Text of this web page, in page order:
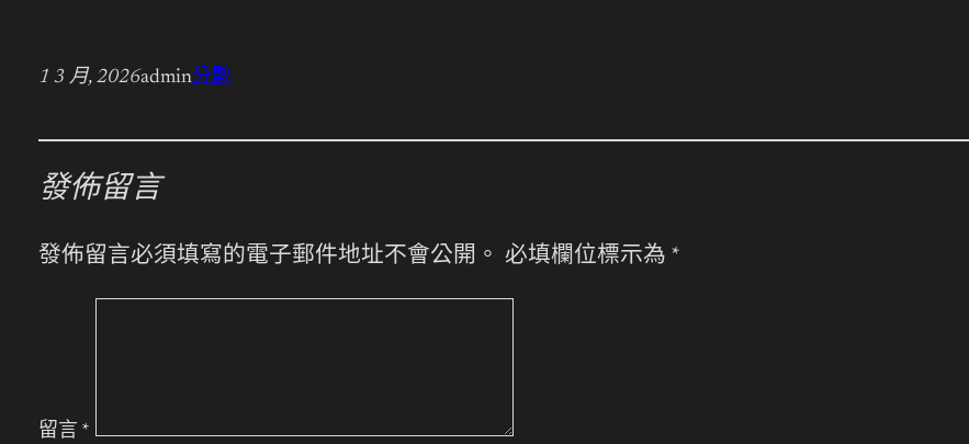
1 3 月, 2026admin分數
發佈留言
發佈留言必須填寫的電子郵件地址不會公開。 必填欄位標示為 *
留言 *